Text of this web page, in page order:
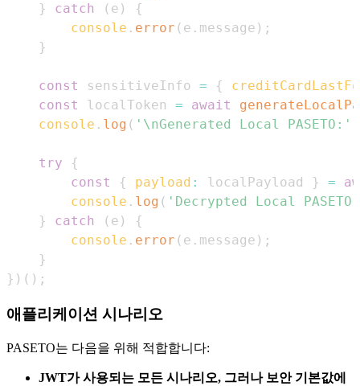
}
catch ( e )
{
console . error ( e . message ) ;
}
const sensitiveInfo = {
const
localToken = await
console . log ( '\nGenerated Local PASETO:'
try
{
const
{ payload : localPayload } =
console . log ( 'Decrypted Local
}
catch ( e )
{
console . error ( e . message ) ;
}
} ) ( ) ;
애플리케이션 시나리오
PASETO는 다음을 위해 적합합니다:
JWT가 사용되는 모든 시나리오, 그러나 보안 기본값에